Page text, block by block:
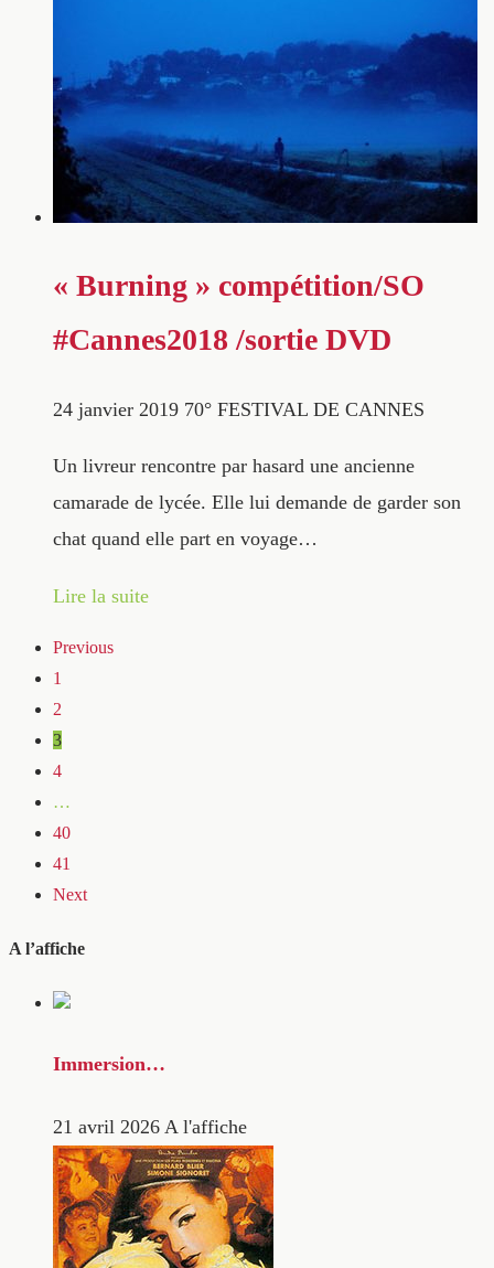
« Burning » compétition/SO
#Cannes2018 /sortie DVD
24 janvier 2019 70° FESTIVAL DE CANNES
Un livreur rencontre par hasard une ancienne
camarade de lycée. Elle lui demande de garder son
chat quand elle part en voyage…
Lire la suite
Previous
1
2
3
4
…
40
41
Next
A l’affiche
Immersion…
21 avril 2026 A l'affiche